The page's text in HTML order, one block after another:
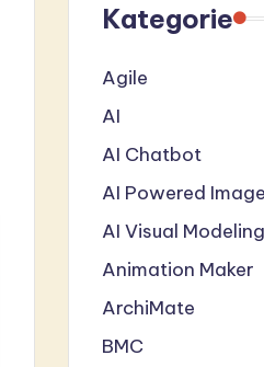
Kategorie
Agile
AI
AI Chatbot
AI Powered
AI Visual Modeling
Animation Maker
ArchiMate
BMC